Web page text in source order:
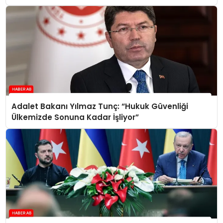
Adalet Bakanı Yılmaz Tunç: “Hukuk Güvenliği
Ülkemizde Sonuna Kadar İşliyor”